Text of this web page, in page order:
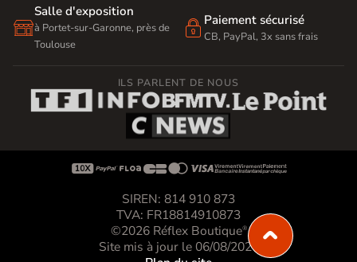

Salle d'exposition
à Portet-sur-Garonne, près de
Toulouse
 Paiement sécurisé
CB, PayPal, 3x sans frais
ILS PARLENT DE NOUS

SIREN: 814 910 873
TVA: FR18814910873
©2026 Réflex Boutique®
Site mis à jour le 06/08/2026